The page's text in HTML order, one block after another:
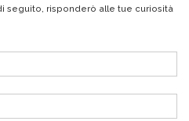
seguito, risponderò alle tue curiosità